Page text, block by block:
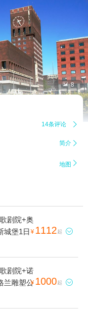
 8
14条评论 
简介 
地图 
剧院+奥
城堡1日 ¥ 1112 起 
剧院+诺
兰雕塑公
¥ 1000起 